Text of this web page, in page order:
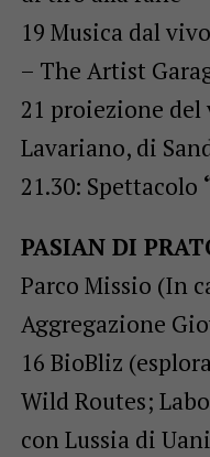
19 Musica dal
– The Artist
21 proiezione
Lavariano, di
21.30: Spettacolo
PASIAN DI
Parco Missio (In
Aggregazione
16 BioBliz
Wild Routes;
con Lussia di